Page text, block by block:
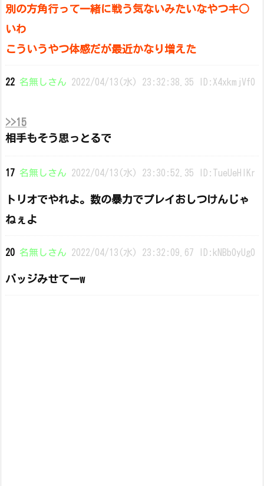
別の方角行って一緒に戦う気ないみたいなやつキ○
いわ
こういうやつ体感だが最近かなり増えた
22 名無しさん 2022/04/13(水) 23:32:38.35 ID:X4xkmjVf0
>>15
相手もそう思っとるで
17 名無しさん 2022/04/13(水) 23:30:52.35 ID:TueUeHIKr
トリオでやれよ。数の暴力でプレイおしつけんじゃ
ねぇよ
20 名無しさん 2022/04/13(水) 23:32:09.67 ID:kNBb0yUg0
バッジみせてーw